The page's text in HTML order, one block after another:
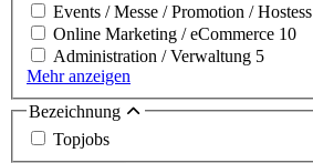
Events / Messe / Promotion / Hostess
Online Marketing / eCommerce 10
Administration / Verwaltung 5
Mehr anzeigen
Bezeichnung
Topjobs